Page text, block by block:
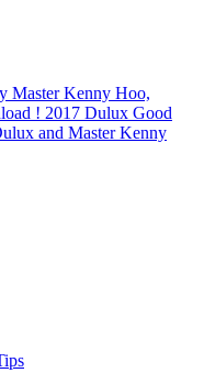
Master Kenny Hoo,
! 2017 Dulux Good
and Master Kenny